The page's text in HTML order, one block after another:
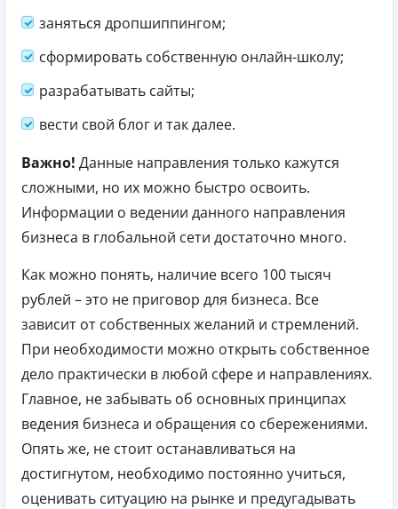
заняться дропшиппингом;
сформировать собственную онлайн-школу;
разрабатывать сайты;
вести свой блог и так далее.
Важно! Данные направления только кажутся
сложными, но их можно быстро освоить.
Информации о ведении данного направления
бизнеса в глобальной сети достаточно много.
Как можно понять, наличие всего 100 тысяч
рублей – это не приговор для бизнеса. Все
зависит от собственных желаний и стремлений.
При необходимости можно открыть собственное
дело практически в любой сфере и направлениях.
Главное, не забывать об основных принципах
ведения бизнеса и обращения со сбережениями.
Опять же, не стоит останавливаться на
достигнутом, необходимо постоянно учиться,
оценивать ситуацию на рынке и предугадывать